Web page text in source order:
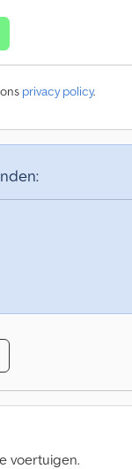
privacy policy.
voertuigen.